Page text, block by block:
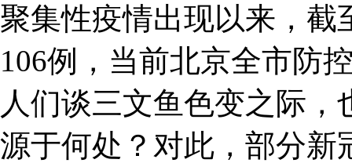
聚集性疫情出现以来，截
106例，当前北京全市防
人们谈三文鱼色变之际
源于何处？对此，部分新